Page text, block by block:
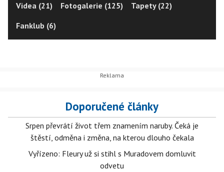
Videa (21) Fotogalerie (125)
Tapety (22)
Fanklub (6)
Doporučené články
Srpen převrátí život třem znamením naruby. Čeká je
štěstí, odměna i změna, na kterou dlouho čekala
Vyřízeno: Fleury už si stihl s Muradovem domluvit
odvetu